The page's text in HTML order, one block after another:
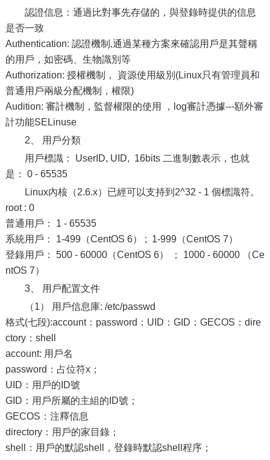
認證信息：通過比對事先存儲的，與登錄時提供的信息
是否一致
Authentication: 認證機制,通過某種方案來確認用戶是其聲稱
的用戶，如密碼、生物識別等
Authorization: 授權機制， 資源使用級別(Linux只有管理員和
普通用戶兩級分配機制，權限)
Audition: 審計機制，監督權限的使用 ，log審計憑據---額外審
計功能SELinuse
2、 用戶分類
用戶標識： UserID, UID, 16bits 二進制數表示，也就
是： 0 - 65535
Linux內核（2.6.x）已經可以支持到2^32 - 1 個標識符。
root : 0
普通用戶： 1 - 65535
系統用戶： 1-499（CentOS 6） ; 1-999（CentOS 7）
登錄用戶： 500 - 60000（CentOS 6） ； 1000 - 60000 （Ce
ntOS 7）
3、 用戶配置文件
（1） 用戶信息庫: /etc/passwd
格式(七段):account：password：UID：GID：GECOS：dire
ctory：shell
account: 用戶名
password：占位符x；
UID：用戶的ID號
GID：用戶所屬的主組的ID號；
GECOS：注釋信息
directory：用戶的家目錄；
shell：用戶的默認shell，登錄時默認shell程序；